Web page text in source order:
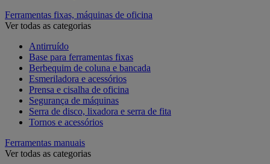
Ferramentas fixas, máquinas de oficina
Ver todas as categorias
Antirruído
Base para ferramentas fixas
Berbequim de coluna e bancada
Esmeriladora e acessórios
Prensa e cisalha de oficina
Segurança de máquinas
Serra de disco, lixadora e serra de fita
Tornos e acessórios
Ferramentas manuais
Ver todas as categorias